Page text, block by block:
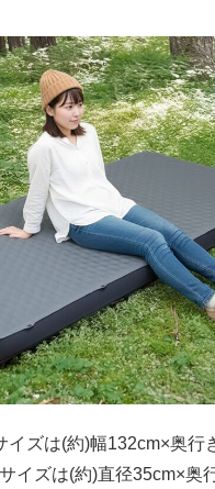
イズは(約)幅132cm×奥行
イズは(約)直径35cm×奥